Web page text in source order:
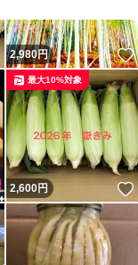
いいね！
2,980円
いいね！
2,600円
最大10%対象